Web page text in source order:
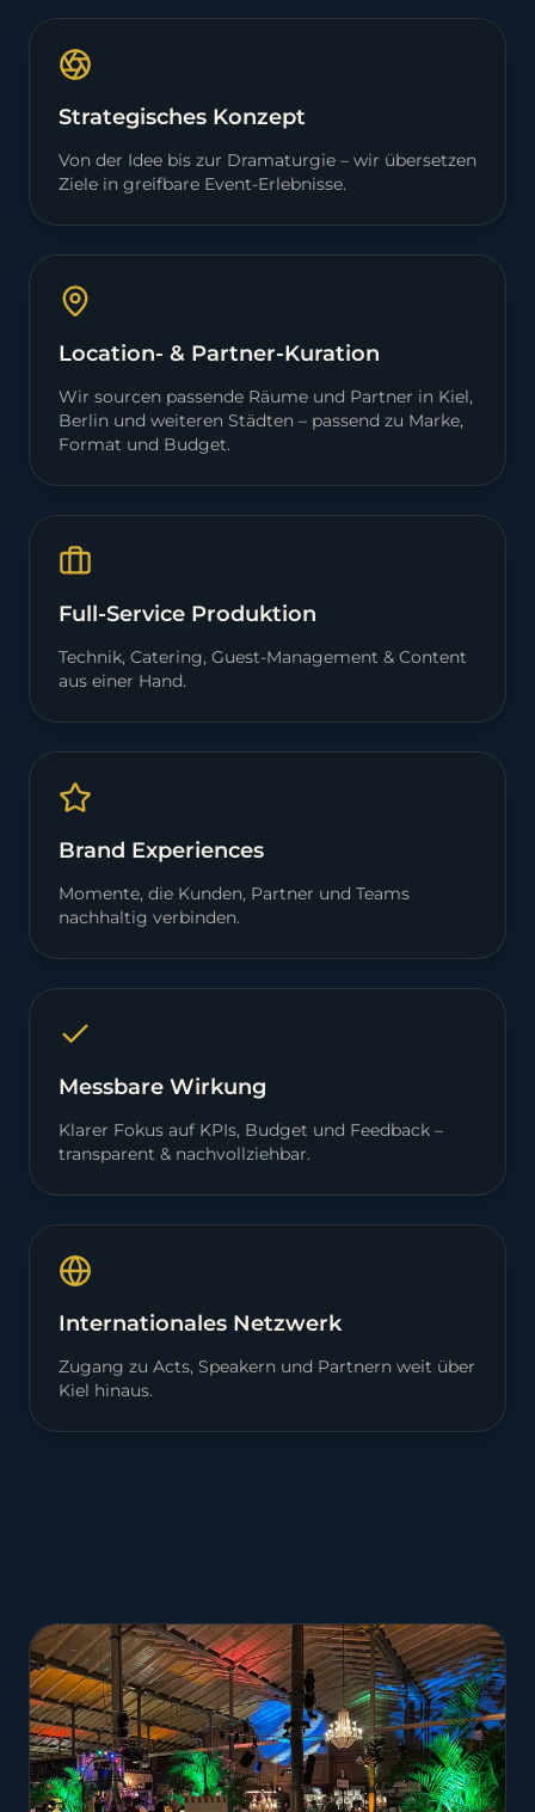
Strategisches Konzept
Von der Idee bis zur Dramaturgie – wir übersetzen
Ziele in greifbare Event-Erlebnisse.
Location- & Partner-Kuration
Wir sourcen passende Räume und Partner in Kiel,
Berlin und weiteren Städten – passend zu Marke,
Format und Budget.
Full-Service Produktion
Technik, Catering, Guest-Management & Content
aus einer Hand.
Brand Experiences
Momente, die Kunden, Partner und Teams
nachhaltig verbinden.
Messbare Wirkung
Klarer Fokus auf KPIs, Budget und Feedback –
transparent & nachvollziehbar.
Internationales Netzwerk
Zugang zu Acts, Speakern und Partnern weit über
Kiel hinaus.